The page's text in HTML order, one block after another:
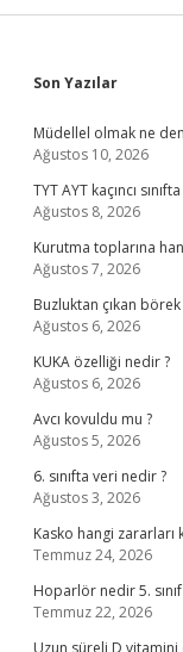
Sidebar
Son Yazılar
Müdellel olmak ne
Ağustos 10, 2026
TYT AYT kaçıncı
Ağustos 8, 2026
Kurutma toplarına
Ağustos 7, 2026
Buzluktan çıkan
Ağustos 6, 2026
KUKA özelliği nedir ?
Ağustos 6, 2026
Avcı kovuldu mu ?
Ağustos 5, 2026
6. sınıfta veri nedir ?
Ağustos 3, 2026
Kasko hangi zararları
Temmuz 24, 2026
Hoparlör nedir 5. sınıf
Temmuz 22, 2026
Uzun süreli D